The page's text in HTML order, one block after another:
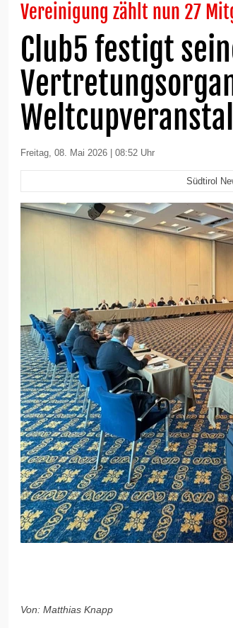
Vereinigung zählt nun 27
Club5 festigt
Freitag, 08. Mai 2026 | 08:52 Uhr
Südtirol
Von: Matthias Knapp